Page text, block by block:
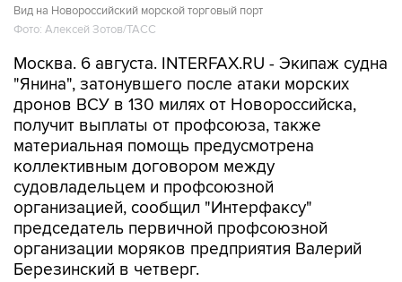
Вид на Новороссийский морской торговый порт
Фото: Алексей Зотов/ТАСС
Москва. 6 августа. INTERFAX.RU - Экипаж судна
"Янина", затонувшего после атаки морских
дронов ВСУ в 130 милях от Новороссийска,
получит выплаты от профсоюза, также
материальная помощь предусмотрена
коллективным договором между
судовладельцем и профсоюзной
организацией, сообщил "Интерфаксу"
председатель первичной профсоюзной
организации моряков предприятия Валерий
Березинский в четверг.